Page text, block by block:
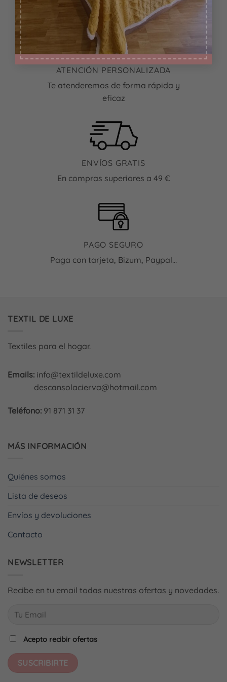
variantes.
opciones
se
pueden
elegir
ATENCIÓN PERSONALIZADA
Te atenderemos de forma rápida y
eficaz
ENVÍOS GRATIS
En compras superiores a 49 €
PAGO SEGURO
Paga con tarjeta, Bizum, Paypal...
TEXTIL DE LUXE
Textiles para el hogar.
Emails: info@textildeluxe.com
descansolacierva@hotmail.com
Teléfono: 91 871 31 37
MÁS INFORMACIÓN
Quiénes somos
Lista de deseos
Envíos y devoluciones
Contacto
NEWSLETTER
Recibe en tu email todas nuestras ofertas y novedades.
Acepto recibir ofertas